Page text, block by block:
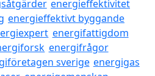
energieffektivitet
energieffektivt byggande
energifattigdom
energifrågor
sverige energigas